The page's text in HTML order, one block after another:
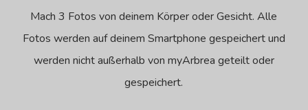
Mach 3 Fotos von deinem Körper oder Gesicht. Alle
Fotos werden auf deinem Smartphone gespeichert und
werden nicht außerhalb von myArbrea geteilt oder
gespeichert.